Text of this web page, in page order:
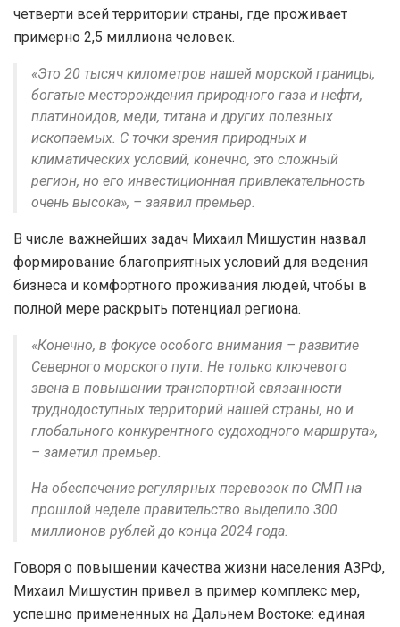
четверти всей территории страны, где проживает
примерно 2,5 миллиона человек.
«Это 20 тысяч километров нашей морской границы,
богатые месторождения природного газа и нефти,
платиноидов, меди, титана и других полезных
ископаемых. С точки зрения природных и
климатических условий, конечно, это сложный
регион, но его инвестиционная привлекательность
очень высока», – заявил премьер.
В числе важнейших задач Михаил Мишустин назвал
формирование благоприятных условий для ведения
бизнеса и комфортного проживания людей, чтобы в
полной мере раскрыть потенциал региона.
«Конечно, в фокусе особого внимания – развитие
Северного морского пути. Не только ключевого
звена в повышении транспортной связанности
труднодоступных территорий нашей страны, но и
глобального конкурентного судоходного маршрута»,
– заметил премьер.
На обеспечение регулярных перевозок по СМП на
прошлой неделе правительство выделило 300
миллионов рублей до конца 2024 года.
Говоря о повышении качества жизни населения АЗРФ,
Михаил Мишустин привел в пример комплекс мер,
успешно примененных на Дальнем Востоке: единая